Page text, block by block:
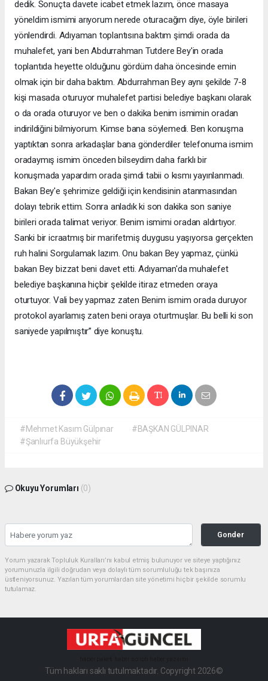
dedik. Sonuçta davete icabet etmek lazım, önce masaya
yöneldim ismimi arıyorum nerede oturacağım diye, öyle birileri
yönlendirdi. Adıyaman toplantısına baktım şimdi orada da
muhalefet, yani ben Abdurrahman Tutdere Bey'in orada
toplantıda heyette olduğunu gördüm daha öncesinde emin
olmak için bir daha baktım. Abdurrahman Bey aynı şekilde 7-8
kişi masada oturuyor muhalefet partisi belediye başkanı olarak
o da orada oturuyor ve ben o dakika benim ismimin oradan
indirildiğini bilmiyorum. Kimse bana söylemedi. Ben konuşma
yaptıktan sonra arkadaşlar bana gönderdiler telefonuma ismim
oradaymış ismim önceden bilseydim daha farklı bir
konuşmada yapardım orada şimdi tabii o kısmı yayınlanmadı.
Bakan Bey'e şehrimize geldiği için kendisinin atanmasından
dolayı tebrik ettim. Sonra anladık ki son dakika son saniye
birileri orada talimat veriyor. Benim ismimi oradan aldırtıyor.
Sanki bir icraatmış bir marifetmiş duygusu yaşıyorsa gerçekten
ruh halini Sorgulamak lazım. Onu bakan Bey yapmaz, çünkü
bakan Bey bizzat beni davet etti. Adıyaman'da muhalefet
belediye başkanına hiçbir şekilde itiraz etmeden oraya
oturtuyor. Vali bey yapmaz zaten Benim ismim orada duruyor
protokol ayarlamış zaten beni oraya oturtmuşlar. Bu belli ki son
saniyede yapılmıştır’’ diye konuştu.
#Mehmet Kasım Gülpınar
#BAŞKAN GÜLPINAR
#Şanlıurfa Büyükşehir
Okuyu Yorumları (0)
Gonder
Yorum yazarak Topluluk Kuralları’nı kabul etmiş bulunuyor ve siteye yaptığınız
yorumunuzla ilgili doğrudan veya dolaylı tüm sorumluluğu tek başınıza
üstleniyorsunuz. Yazılan tüm yorumlardan site yönetimi hiçbir şekilde sorumlu
tutulamaz.
Tüm hakları saklı tutulmaktadır. Copyright 2026©